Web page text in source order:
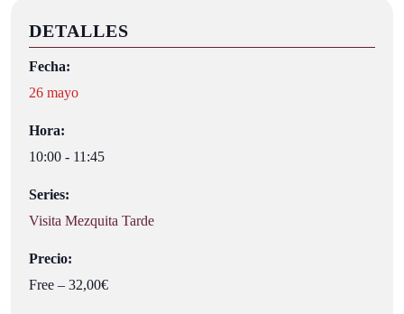
DETALLES
Fecha:
26 mayo
Hora:
10:00 - 11:45
Series:
Visita Mezquita Tarde
Precio:
Free – 32,00€